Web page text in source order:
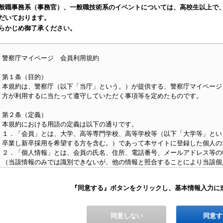
職事務系（事務官）、一般職技術系のイベントについては、高校生以上で
いております。
かじめ御了承ください。
警察庁マイページ 会員利用規約
第１条（目的）
本規約は、警察庁（以下「当庁」という。）が提供する、警察庁マイペー
方が利用するに当たって遵守していただく事項等を定めたものです。
第２条（定義）
本規約における用語の定義は以下の通りです。
１．「会員」とは、大学、高等専門学校、高等学校等（以下「大学等」と
卒業し新卒採用を希望する方を含む。）であって本サイトに登録した個人
２．「個人情報」とは、会員の氏名、住所、電話番号、メールアドレス等
（当該情報のみでは識別できないが、他の情報と照合することにより当該
２．会員が本サイトを利用したときは、本規約に同意したものとみなしま
『同意する』ボタンをクリックし、基本情報入力に
同意
同意しない